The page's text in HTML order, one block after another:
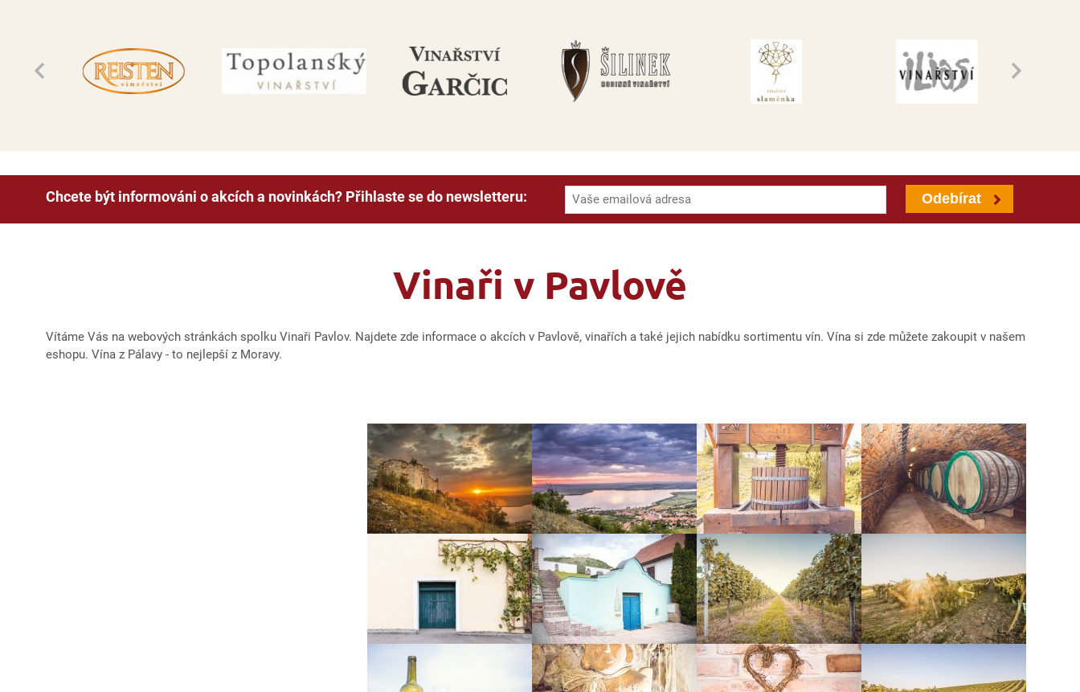
Chcete být informováni o akcích a novinkách? Přihlaste se do newsletteru: Odebírat
Vinaři v Pavlově
Vítáme Vás na webových stránkách spolku Vinaři Pavlov. Najdete zde informace o akcích v Pavlově, vinařích a také jejich nabídku sortimentu vín. Vína si zde můžete zakoupit v našem
eshopu. Vína z Pálavy - to nejlepší z Moravy.